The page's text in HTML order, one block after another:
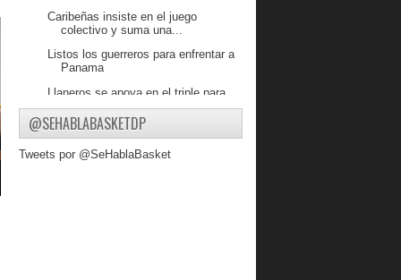
Caribeñas insiste en el juego
colectivo y suma una...
Listos los guerreros para enfrentar a
Panama
Llaneros se apoya en el triple para
vencer a Diablos
Gladiadores se impone a Cangrejeros
@SEHABLABASKETDP
Tweets por @SeHablaBasket